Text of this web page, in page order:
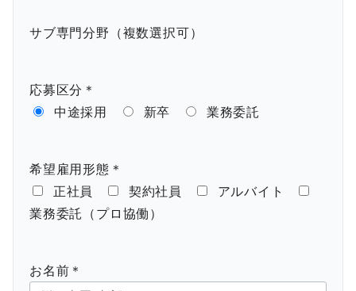
サブ専門分野（複数選択可）
応募区分＊
中途採用
新卒 業務委託
希望雇用形態＊
正社員
契約社員
アルバイト
業務委託（プロ協働）
お名前＊